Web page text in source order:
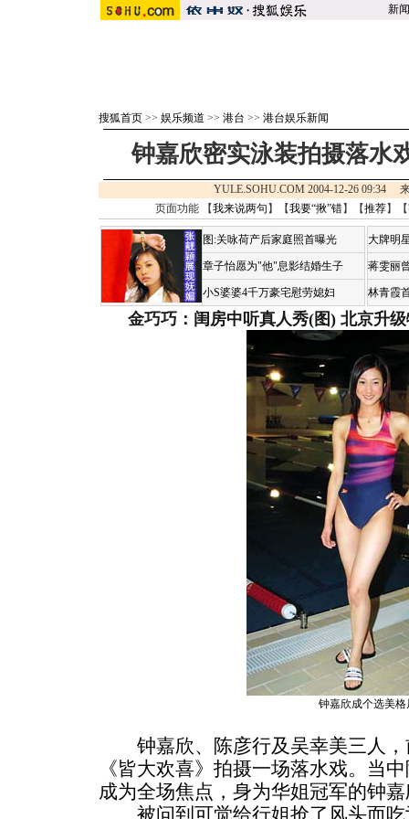
新闻
搜狐首页 >> 娱乐频道 >> 港台 >> 港台娱乐新闻
钟嘉欣密实泳装拍摄落水
YULE.SOHU.COM 2004-12-26 09:34
页面功能 【我来说两句 】【我要“揪”错】【推荐】
图:关咏荷产后家庭照首曝光
章子怡愿为"他"息影结婚生子
小S婆婆4千万豪宅慰劳媳妇
大牌明
蒋雯丽
林青霞
金巧巧：闺房中听真人秀(图) 北京升
钟嘉欣成个选美格
钟嘉欣、陈彦行及吴幸美三人，
《皆大欢喜》拍摄一场落水戏。当
成为全场焦点，身为华姐冠军的钟
被问到可觉给行姐抢了风头而吃